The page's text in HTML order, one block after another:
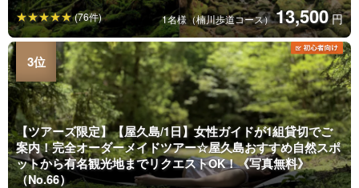
1名様（楠川歩道コース）13,500 円
(76件)
【ツアーズ限定】【屋久島/1日】女性ガイドが1組貸切でご
案内！完全オーダーメイドツアー☆屋久島おすすめ自然スポ
ットから有名観光地までリクエストOK！《写真無料》
（No.66）